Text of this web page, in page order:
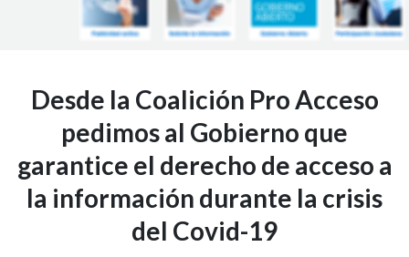
Desde la Coalición Pro Acceso
pedimos al Gobierno que
garantice el derecho de acceso a
la información durante la crisis
del Covid-19